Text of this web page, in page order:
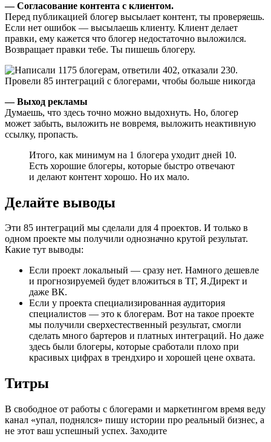
— Согласование контента с клиентом.
Перед публикацией блогер высылает контент, ты проверяешь.
Если нет ошибок — высылаешь клиенту. Клиент делает
правки, ему кажется что блогер недостаточно выложился.
Возвращает правки тебе. Ты пишешь блогеру.
— Выход рекламы
Думаешь, что здесь точно можно выдохнуть. Но, блогер
может забыть, выложить не вовремя, выложить неактивную
ссылку, пропасть.
Итого, как минимум на 1 блогера уходит дней 10.
Есть хорошие блогеры, которые быстро отвечают
и делают контент хорошо. Но их мало.
Делайте выводы
Эти 85 интеграций мы сделали для 4 проектов. И только в
одном проекте мы получили однозначно крутой результат.
Какие тут выводы:
Если проект локальный — сразу нет. Намного дешевле
и прогнозируемей будет вложиться в ТГ, Я.Директ и
даже ВК.
Если у проекта специализированная аудитория
специалистов — это к блогерам. Вот на такое проекте
мы получили сверхестественный результат, смогли
сделать много бартеров и платных интеграций. Но даже
здесь были блогеры, которые сработали плохо при
красивых цифрах в трендхиро и хорошей цене охвата.
Титры
В свободное от работы с блогерами и маркетингом время веду
канал «упал, поднялся» пишу истории про реальный бизнес, а
не этот ваш успешный успех. Заходите